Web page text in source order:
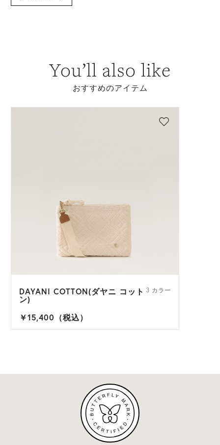
You’ll also like
おすすめのアイテム
DAYANI COTTON(ダヤニ コット
ン)
3 カラー
￥15,400（税込）